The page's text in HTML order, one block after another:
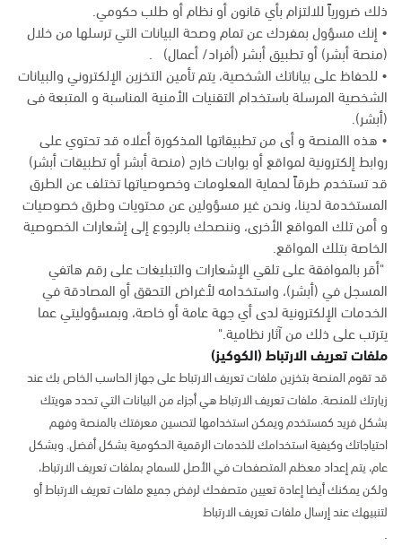
ذلك ضرورياً للالتزام بأي قانون أو نظام أو طلب حكومي.
• إنك مسؤول بمفردك عن تمام وصحة البيانات التي ترسلها من خلال
(منصة أبشر) أو تطبيق أبشر (أفراد/ أعمال) .
• للحفاظ على بياناتك الشخصية، يتم تأمين التخزين الإلكتروني والبيانات
الشخصية المرسلة باستخدام التقنيات الأمنية المناسبة و المتبعة فى
(أبشر).
• هذه االمنصة و أى من تطبيقاتها المذكورة أعلاه قد تحتوي على
روابط إلكترونية لمواقع أو بوابات خارج (منصة أبشر أو تطبيقات أبشر)
قد تستخدم طرقاً لحماية المعلومات وخصوصياتها تختلف عن الطرق
المستخدمة لدينا، ونحن غير مسؤولين عن محتويات وطرق خصوصيات
و أمن تلك المواقع الأخرى، وننصحك بالرجوع إلى إشعارات الخصوصية
الخاصة بتلك المواقع.
"أقر بالموافقة على تلقي الإشعارات والتبليغات على رقم هاتفي
المسجل في (أبشر)، واستخدامه لأغراض التحقق أو المصادقة في
الخدمات الإلكترونية لدى أي جهة عامة أو خاصة، وبمسؤوليتي عما
يترتب على ذلك من آثار نظامية."
ملفات تعريف الارتباط (الكوكيز)
قد تقوم المنصة بتخزين ملفات تعريف الارتباط على جهاز الحاسب الخاص بك عند
زيارتك للمنصة. ملفات تعريف الارتباط هي أجزاء من البيانات التي تحدد هويتك
بشكل فريد كمستخدم ويمكن استخدامها لتحسين معرفتك بالمنصة وفهم
احتياجاتك وكيفية استخدامك للخدمات الرقمية الحكومية بشكل أفضل. وبشكل
عام، يتم إعداد معظم المتصفحات في الأصل للسماح بملفات تعريف الارتباط،
ولكن يمكنك أيضا إعادة تعيين متصفحك لرفض جميع ملفات تعريف الارتباط أو
لتنبيهك عند إرسال ملفات تعريف الارتباط
.